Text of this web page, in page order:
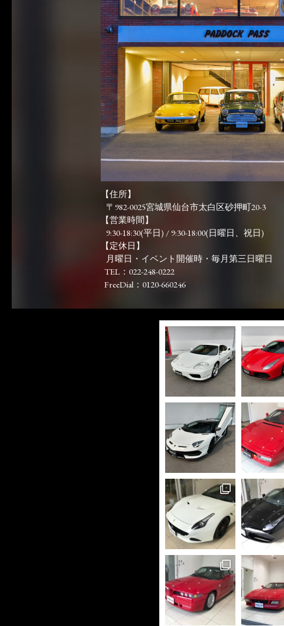
【住所】
〒982-0025宮城県仙台市太白区砂押町20-3
【営業時間】
9:30-18:30(平日) / 9:30-18:00(日曜日、祝日)
【定休日】
月曜日・イベント開催時・毎月第三日曜日
TEL：022-248-0222
FreeDial：0120-660246